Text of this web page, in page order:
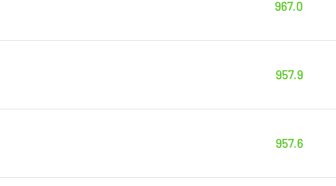
967.0
957.9
957.6